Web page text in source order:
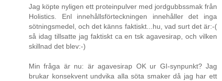
Jag köpte nyligen ett proteinpulver med jordgubbssmak från
Holistics. Enl innehållsförteckningen innehåller det inga
sötningsmedel, och det känns faktiskt...hu, vad surt det är:-(
så idag tillsatte jag faktiskt ca en tsk agavesirap, och vilken
skillnad det blev:-)
Min fråga är nu: är agavesirap OK ur GI-synpunkt? Jag
brukar konsekvent undvika alla söta smaker då jag har ett